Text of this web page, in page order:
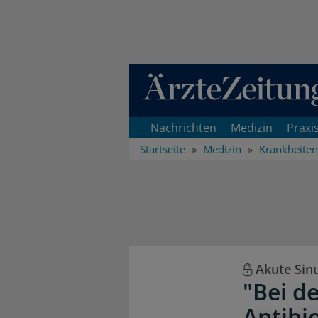
Direkt zum Inhaltsbereich
Nachrichten Medizin
Startseite Medizin Krankheiten
Akute
"Bei